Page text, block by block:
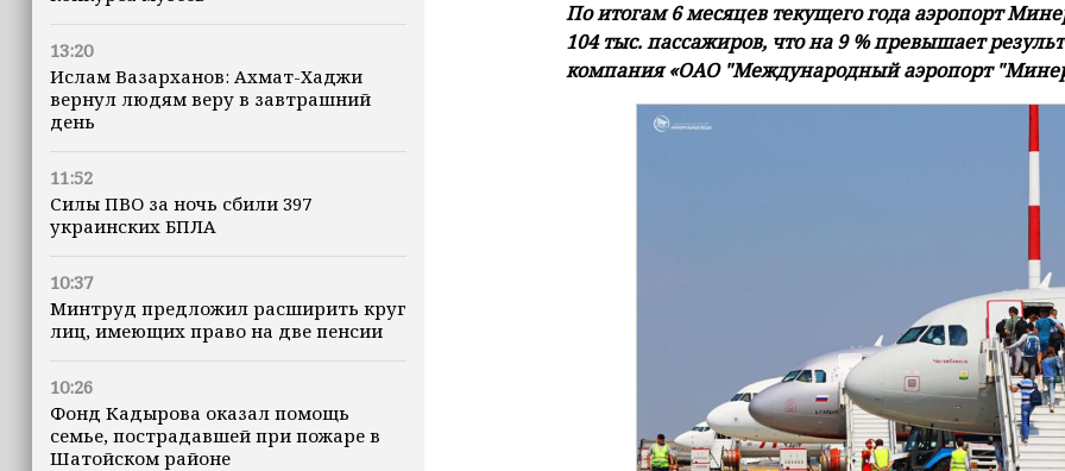
13:20
Ислам Вазарханов: Ахмат-Хаджи
вернул людям веру в завтрашний
день
11:52
Силы ПВО за ночь сбили 397
украинских БПЛА
10:37
Минтруд предложил расширить круг
лиц, имеющих право на две пенсии
10:26
Фонд Кадырова оказал помощь
семье, пострадавшей при пожаре в
Шатойском районе
По итогам 6 месяцев текущего года аэропорт
104 тыс. пассажиров, что на 9 % превышает
компания «ОАО "Международный аэропорт